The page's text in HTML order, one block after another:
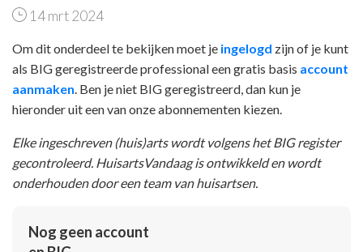
14 mrt 2024
Om dit onderdeel te bekijken moet je ingelogd zijn of je kunt
als BIG geregistreerde professional een gratis basis account
aanmaken . Ben je niet BIG geregistreerd, dan kun je
hieronder uit een van onze abonnementen kiezen.
Elke ingeschreven (huis)arts wordt volgens het BIG register
gecontroleerd. HuisartsVandaag is ontwikkeld en wordt
onderhouden door een team van huisartsen.
Nog geen account